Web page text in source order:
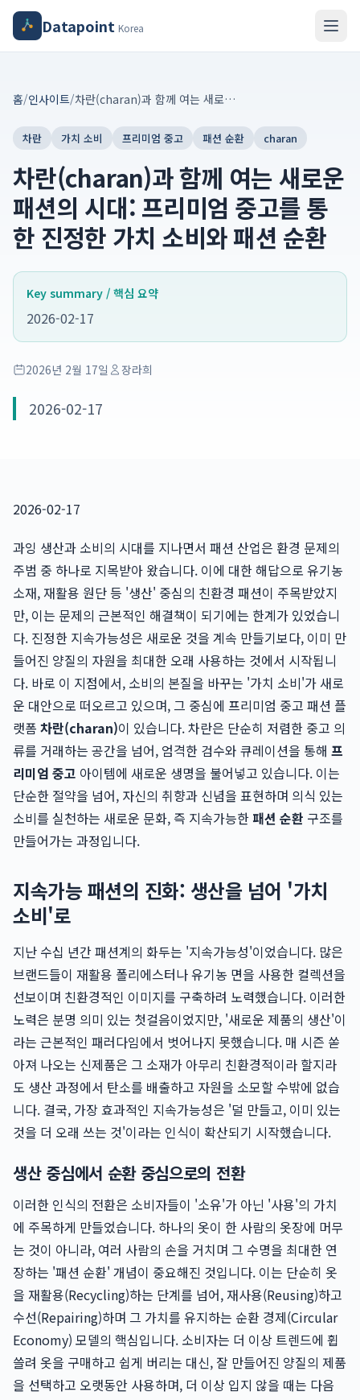
Datapoint Korea
홈/인사이트/ 차란(charan)과 함께 여는 새로운 패션의 시대: 프리미엄 중고를 통한 진정한 가치 소비와 패션 순환
차란 가치 소비 프리미엄 중고 패션 순환 charan
차란(charan)과 함께 여는 새로운
패션의 시대: 프리미엄 중고를 통
한 진정한 가치 소비와 패션 순환
Key summary / 핵심 요약
2026-02-17
2026년 2월 17일 장라희
2026-02-17
2026-02-17
과잉 생산과 소비의 시대를 지나면서 패션 산업은 환경 문제의
주범 중 하나로 지목받아 왔습니다. 이에 대한 해답으로 유기농
소재, 재활용 원단 등 '생산' 중심의 친환경 패션이 주목받았지
만, 이는 문제의 근본적인 해결책이 되기에는 한계가 있었습니
다. 진정한 지속가능성은 새로운 것을 계속 만들기보다, 이미 만
들어진 양질의 자원을 최대한 오래 사용하는 것에서 시작됩니
다. 바로 이 지점에서, 소비의 본질을 바꾸는 '가치 소비'가 새로
운 대안으로 떠오르고 있으며, 그 중심에 프리미엄 중고 패션 플
랫폼 차란(charan)이 있습니다. 차란은 단순히 저렴한 중고 의
류를 거래하는 공간을 넘어, 엄격한 검수와 큐레이션을 통해 프
리미엄 중고 아이템에 새로운 생명을 불어넣고 있습니다. 이는
단순한 절약을 넘어, 자신의 취향과 신념을 표현하며 의식 있는
소비를 실천하는 새로운 문화, 즉 지속가능한 패션 순환 구조를
만들어가는 과정입니다.
지속가능 패션의 진화: 생산을 넘어 '가치
소비'로
지난 수십 년간 패션계의 화두는 '지속가능성'이었습니다. 많은
브랜드들이 재활용 폴리에스터나 유기농 면을 사용한 컬렉션을
선보이며 친환경적인 이미지를 구축하려 노력했습니다. 이러한
노력은 분명 의미 있는 첫걸음이었지만, '새로운 제품의 생산'이
라는 근본적인 패러다임에서 벗어나지 못했습니다. 매 시즌 쏟
아져 나오는 신제품은 그 소재가 아무리 친환경적이라 할지라
도 생산 과정에서 탄소를 배출하고 자원을 소모할 수밖에 없습
니다. 결국, 가장 효과적인 지속가능성은 '덜 만들고, 이미 있는
것을 더 오래 쓰는 것'이라는 인식이 확산되기 시작했습니다.
생산 중심에서 순환 중심으로의 전환
이러한 인식의 전환은 소비자들이 '소유'가 아닌 '사용'의 가치
에 주목하게 만들었습니다. 하나의 옷이 한 사람의 옷장에 머무
는 것이 아니라, 여러 사람의 손을 거치며 그 수명을 최대한 연
장하는 '패션 순환' 개념이 중요해진 것입니다. 이는 단순히 옷
을 재활용(Recycling)하는 단계를 넘어, 재사용(Reusing)하고
수선(Repairing)하며 그 가치를 유지하는 순환 경제(Circular
Economy) 모델의 핵심입니다. 소비자는 더 이상 트렌드에 휩
쓸려 옷을 구매하고 쉽게 버리는 대신, 잘 만들어진 양질의 제품
을 선택하고 오랫동안 사용하며, 더 이상 입지 않을 때는 다음